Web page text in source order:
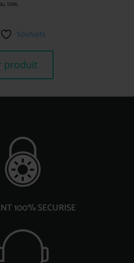
50ML
Souhaits
produit
100% SECURISE